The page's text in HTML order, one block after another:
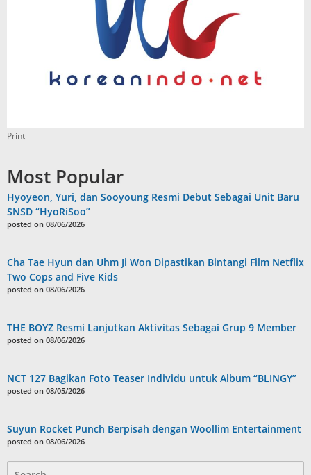
Print
Most Popular
Hyoyeon, Yuri, dan Sooyoung Resmi Debut Sebagai Unit Baru
SNSD “HyoRiSoo”
posted on 08/06/2026
Cha Tae Hyun dan Uhm Ji Won Dipastikan Bintangi Film Netflix
Two Cops and Five Kids
posted on 08/06/2026
THE BOYZ Resmi Lanjutkan Aktivitas Sebagai Grup 9 Member
posted on 08/06/2026
NCT 127 Bagikan Foto Teaser Individu untuk Album “BLINGY”
posted on 08/05/2026
Suyun Rocket Punch Berpisah dengan Woollim Entertainment
posted on 08/06/2026